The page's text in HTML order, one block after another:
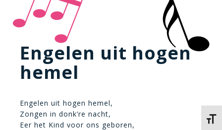
Engelen uit hogen
hemel
Engelen uit hogen hemel,
Zongen in donk’re nacht,
Eer het Kind voor ons geboren,